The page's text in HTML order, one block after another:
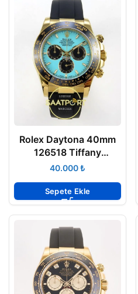
Rolex Daytona 40mm
126518 Tiffany
Turquoise Oysterflex
₺
Sepete Ekle